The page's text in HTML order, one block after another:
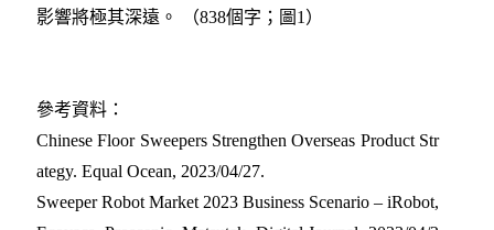
影響將極其深遠。 （838個字；圖1）
參考資料：
Chinese Floor Sweepers Strengthen Overseas Product Str
ategy. Equal Ocean, 2023/04/27.
Sweeper Robot Market 2023 Business Scenario – iRobot,